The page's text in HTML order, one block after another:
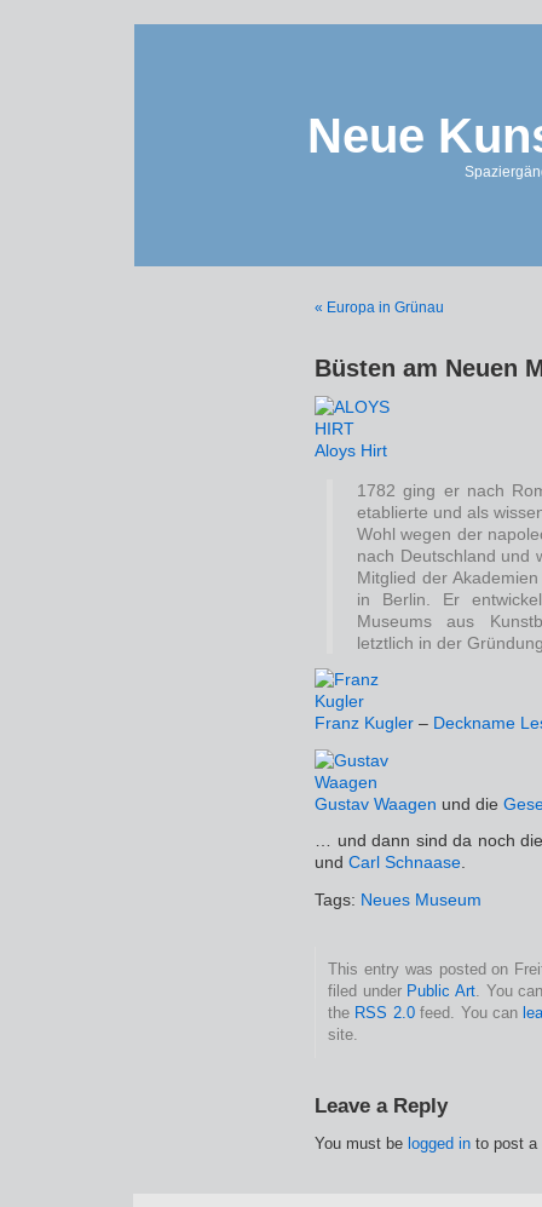
Neue
« Europa in Grünau
Büsten am Neuen
Aloys Hirt
1782 ging er nach
etablierte und als
Wohl wegen der
nach Deutschland und
Mitglied der
in Berlin. Er
Museums aus
letztlich in der
Franz Kugler – Deckname
Gustav Waagen und die
… und dann sind da noch
und Carl Schnaase.
Tags: Neues Museum
This entry was posted on
filed under Public Art . You
the RSS 2.0feed. You can
site.
Leave a Reply
You must be logged in to post a